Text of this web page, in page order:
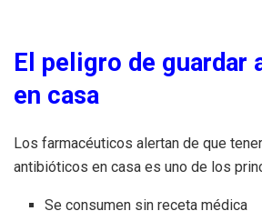
El peligro de guardar
en casa
Los farmacéuticos alertan de que
antibióticos en casa es uno de los
Se consumen sin receta médica